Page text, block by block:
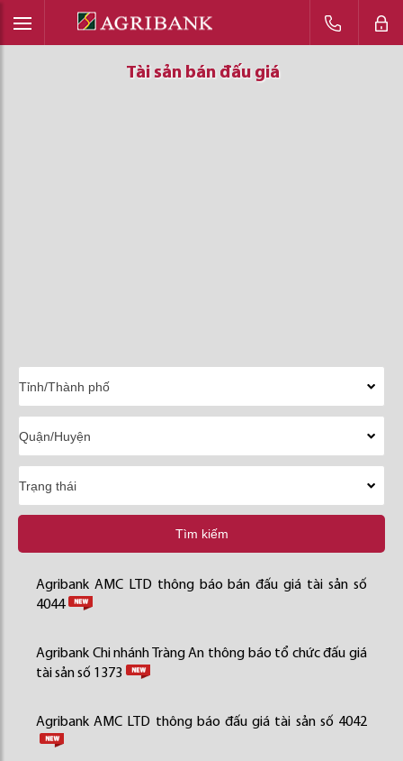
Tài sản bán đấu giá
Tài sản bán đấu giá
Tài sản bán đấu giá
Tìm kiếm
Agribank AMC LTD thông báo bán đấu giá tài sản số
4044
Agribank Chi nhánh Tràng An thông báo tổ chức đấu giá
tài sản số 1373
Agribank AMC LTD thông báo đấu giá tài sản số 4042